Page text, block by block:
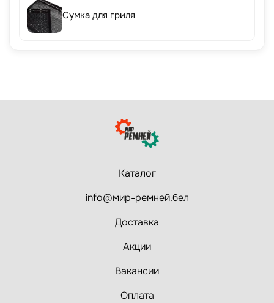
Сумка для гриля
Каталог
info@мир-ремней.бел
Доставка
Акции
Вакансии
Оплата